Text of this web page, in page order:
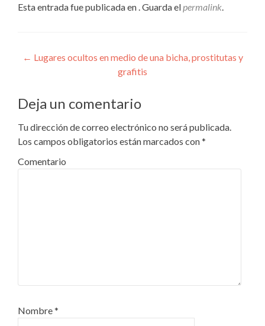
Esta entrada fue publicada en . Guarda elpermalink.
Navegación
entradas
← Lugares ocultos en medio de una bicha, prostitutas y
grafitis
Deja un comentario
Tu dirección de correo electrónico no será publicada.
Los campos obligatorios están marcados con*
Comentario
Nombre*